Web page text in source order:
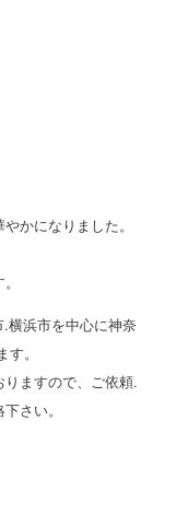
かになりました。
横浜市を中心に神奈
。
ますので、ご依頼.
さい。